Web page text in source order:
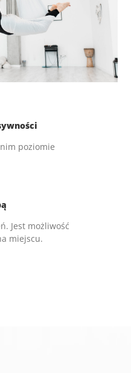
poziomie
Jest możliwość
miejscu.